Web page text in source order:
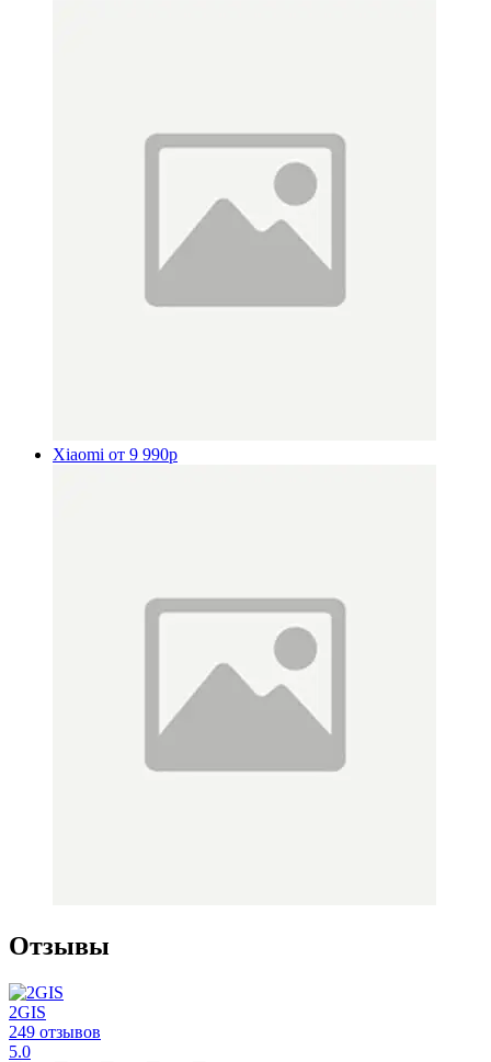
Xiaomi от 9 990р
Отзывы
2GIS
249 отзывов
5.0